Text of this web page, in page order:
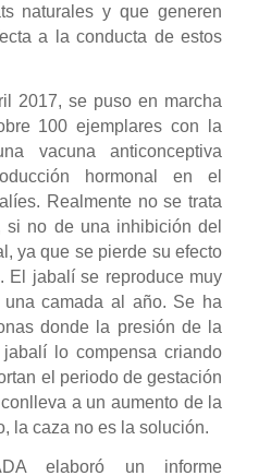
naturales y que generen
a la conducta de estos
2017, se puso en marcha
100 ejemplares con la
vacuna anticonceptiva
hormonal en el
Realmente no se trata
si no de una inhibición del
ya que se pierde su efecto
El jabalí se reproduce muy
camada al año. Se ha
donde la presión de la
lo compensa criando
el periodo de gestación
a un aumento de la
la caza no es la solución.
elaboró un informe